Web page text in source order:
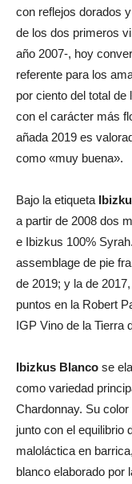
con reflejos dorados
de los dos primeros
año 2007-, hoy
referente para los
por ciento del total
con el carácter más
añada 2019 es
como «muy buena».
Bajo la etiqueta
a partir de 2008 dos
e Ibizkus 100%
assemblage de pie
de 2019; y la de
puntos en la Robert
IGP Vino de la Tierra
Ibizkus Blanco se
como variedad
Chardonnay. Su
junto con el equilibrio
maloláctica en
blanco elaborado por